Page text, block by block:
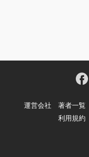
運営会社 著者一覧
利用規約